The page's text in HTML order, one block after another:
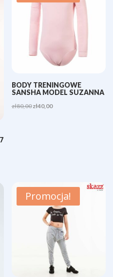
BODY TRENINGOWE
SANSHA MODEL SUZANNA
zł80,00Pierwotna
zł40,00Aktualna
Promocja!